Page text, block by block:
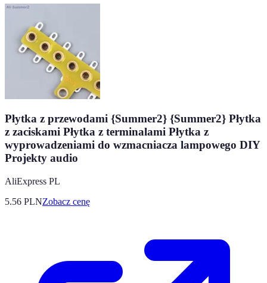
Płytka z przewodami {Summer2} {Summer2} Płytka
z zaciskami Płytka z terminalami Płytka z
wyprowadzeniami do wzmacniacza lampowego DIY
Projekty audio
AliExpress PL
5.56 PLNZobacz cenę